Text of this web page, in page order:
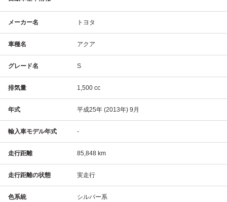
メーカー名 トヨタ
車種名 アクア
グレード名 S
排気量 1,500 cc
年式 平成25年 (2013年) 9月
輸入車モデル年式 -
走行距離 85,848 km
走行距離の状態 実走行
色系統 シルバー系